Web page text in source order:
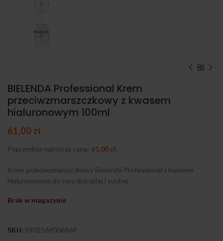
BIELENDA Professional Krem
przeciwzmarszczkowy z kwasem
hialuronowym 100ml
61,00 zł
Poprzednia najniższa cena: 61,00zł.
Krem przeciwzmarszczkowy Bielenda Professional z kwasem
hialuronowym do cery dojrzałej i suchej.
Brak w magazynie
SKU: 5902169006969